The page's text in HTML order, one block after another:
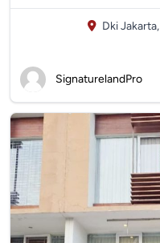
Dki Jakarta,
SignaturelandPro